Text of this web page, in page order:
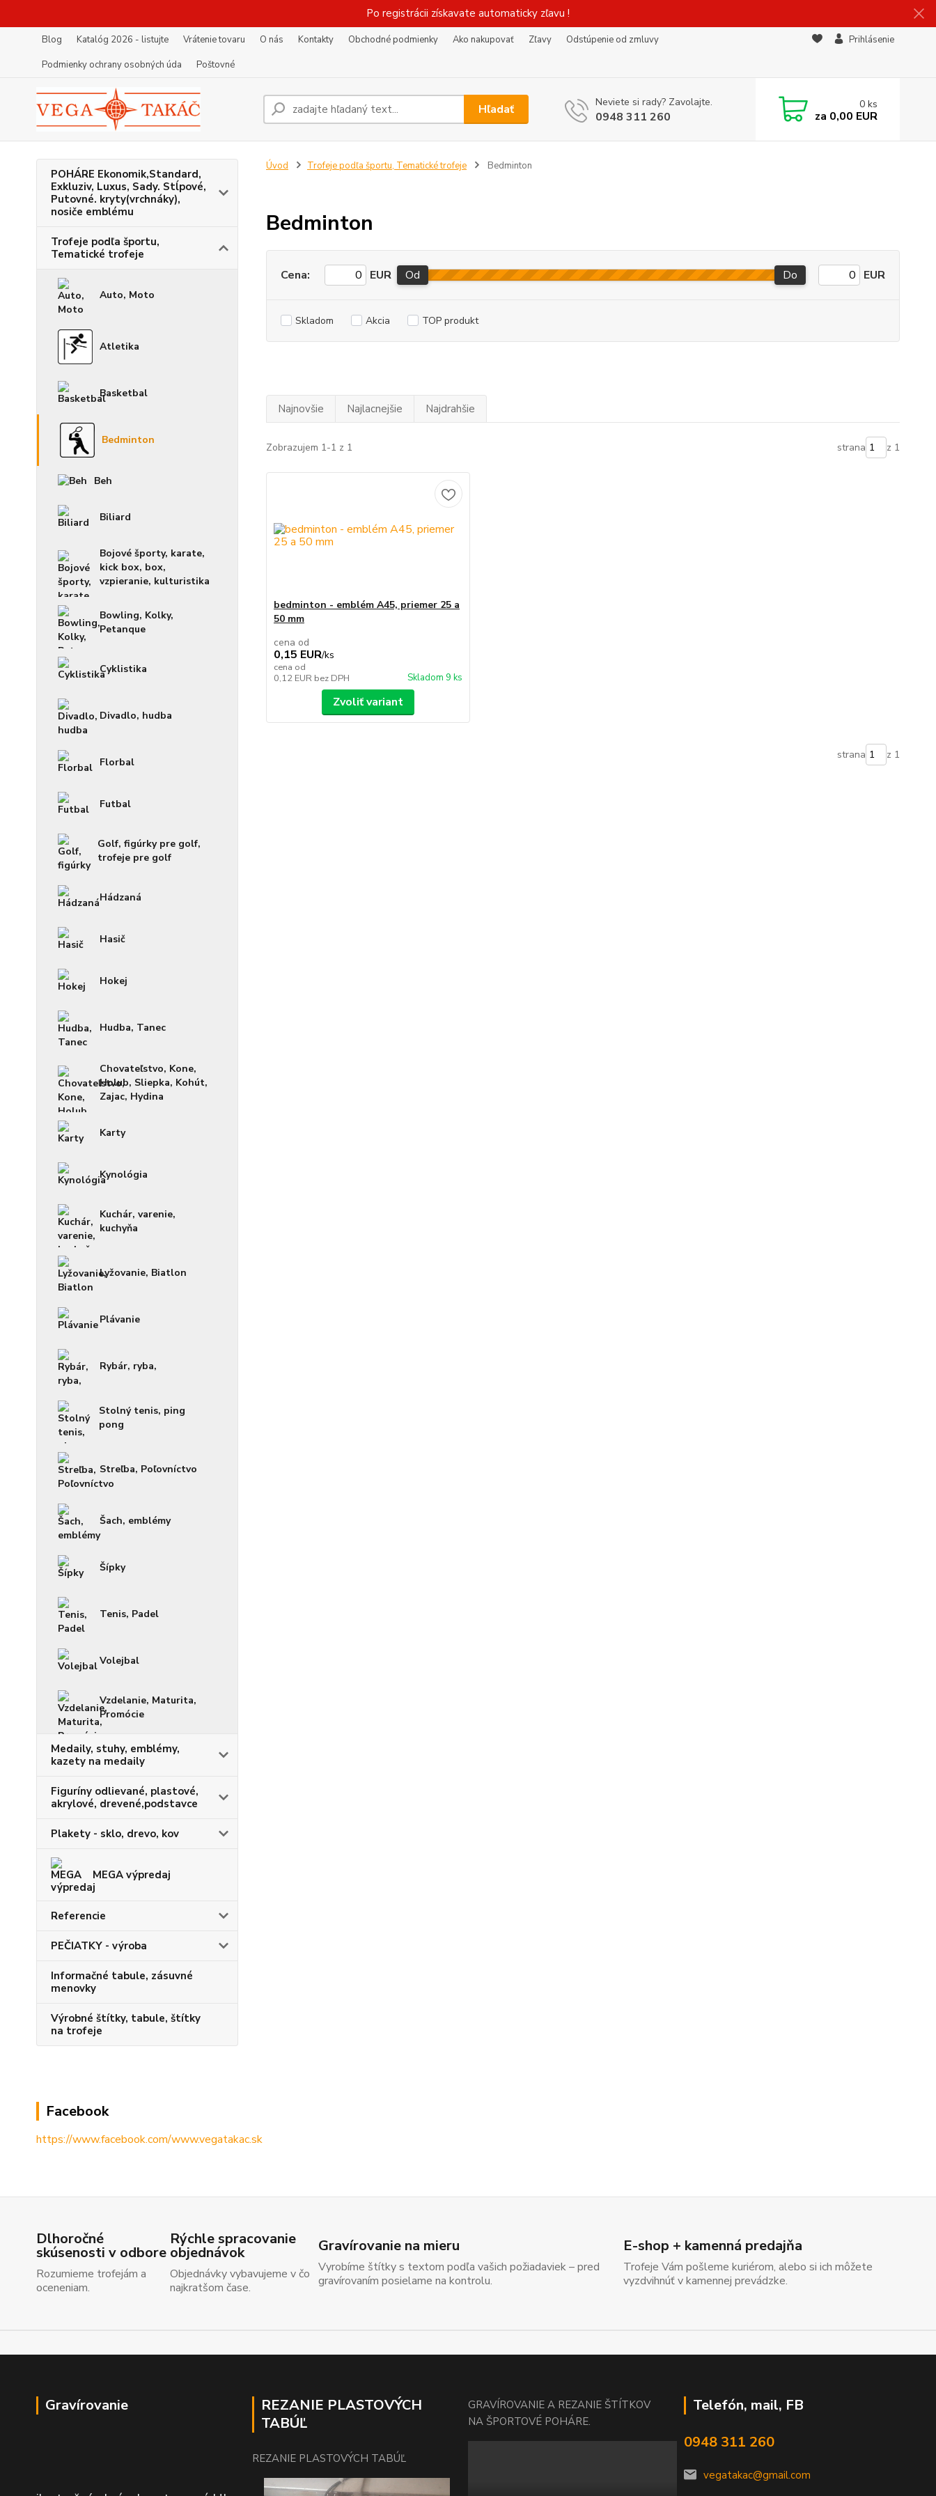
Po registrácii získavate automaticky zľavu !
Blog Katalóg 2026 - listujte Vrátenie tovaru O nás Kontakty Obchodné podmienky Ako nakupovať Zľavy
Odstúpenie od zmluvy
Podmienky ochrany osobných úda
Poštovné
Prihlásenie
Hľadať Neviete si rady? Zavolajte.
0948 311 260
0 ks
za 0,00 EUR
POHÁRE Ekonomik,Standard,
Exkluziv, Luxus, Sady. Stĺpové,
Putovné. kryty(vrchnáky),
nosiče emblému
Trofeje podľa športu,
Tematické trofeje
Auto, Moto
Atletika
Basketbal
Bedminton
Beh
Biliard
Bojové športy, karate,
kick box, box,
vzpieranie, kulturistika
Bowling, Kolky,
Petanque
Cyklistika
Divadlo, hudba
Florbal
Futbal
Golf, figúrky pre golf,
trofeje pre golf
Hádzaná
Hasič
Hokej
Hudba, Tanec
Chovateľstvo, Kone,
Holub, Sliepka, Kohút,
Zajac, Hydina
Karty
Kynológia
Kuchár, varenie,
kuchyňa
Lyžovanie, Biatlon
Plávanie
Rybár, ryba,
Stolný tenis, ping
pong
Streľba, Poľovníctvo
Šach, emblémy
Šípky
Tenis, Padel
Volejbal
Vzdelanie, Maturita,
Promócie
Medaily, stuhy, emblémy,
kazety na medaily
Figuríny odlievané, plastové,
akrylové, drevené,podstavce
Plakety - sklo, drevo, kov
MEGA výpredaj
Referencie
PEČIATKY - výroba
Informačné tabule, zásuvné
menovky
Výrobné štítky, tabule, štítky
na trofeje
Facebook
https://www.facebook.com/www.vegatakac.sk
Úvod Trofeje podľa športu, Tematické trofeje Bedminton
Bedminton
Cena: EUR Od Do EUR
Skladom Akcia TOP produkt
Najnovšie Najlacnejšie Najdrahšie
Zobrazujem 1-1 z 1 strana z 1
bedminton - emblém A45, priemer 25 a
50 mm
cena od
0,15 EUR/ks
cena od
0,12 EUR bez DPH Skladom 9 ks
Zvoliť variant
strana z 1
Dlhoročné
skúsenosti v odbore
Rozumieme trofejám a
oceneniam.
Rýchle spracovanie
objednávok
Objednávky vybavujeme v čo
najkratšom čase.
Gravírovanie na mieru
Vyrobíme štítky s textom podľa vašich požiadaviek – pred
gravírovaním posielame na kontrolu.
E-shop + kamenná predajňa
Trofeje Vám pošleme kuriérom, alebo si ich môžete
vyzdvihnúť v kamennej prevádzke.
Gravírovanie
REZANIE PLASTOVÝCH
TABÚĽ
REZANIE PLASTOVÝCH TABÚĽ
GRAVÍROVANIE A REZANIE ŠTÍTKOV
NA ŠPORTOVÉ POHÁRE.
Telefón, mail, FB
0948 311 260
vegatakac@gmail.com